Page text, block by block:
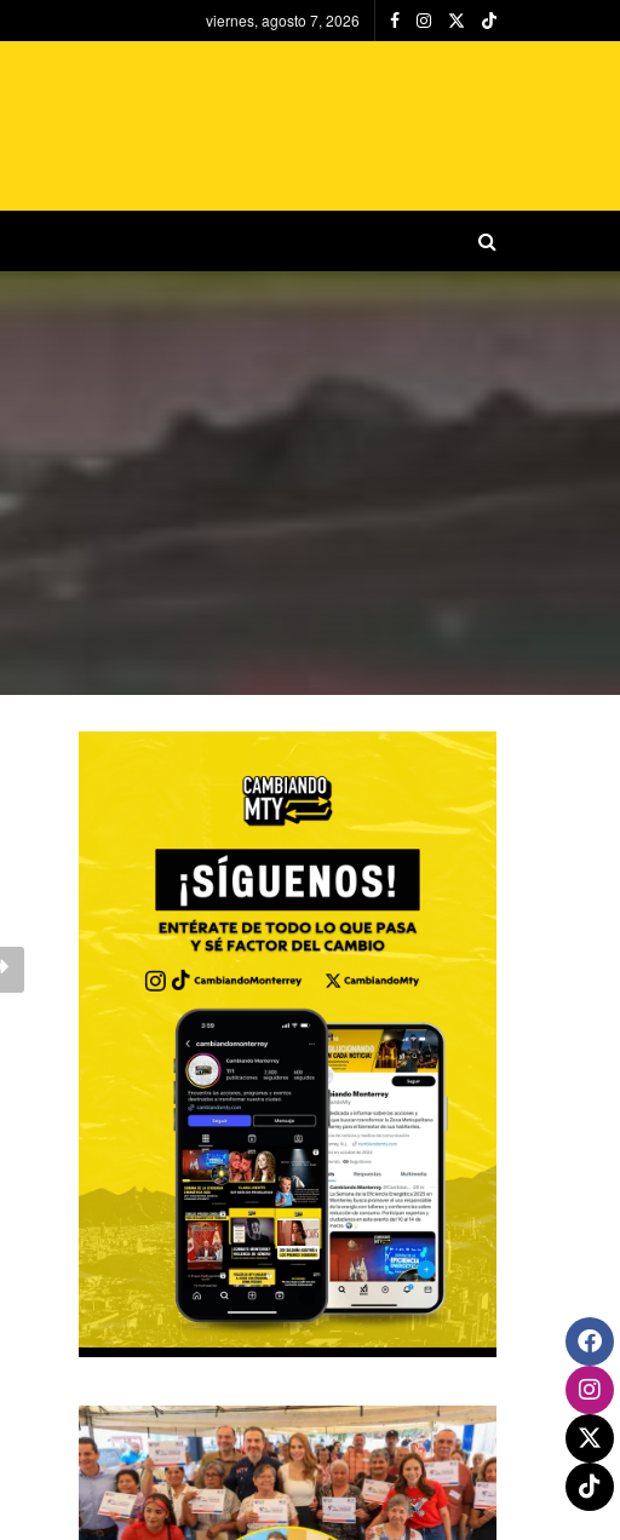
viernes, agosto 7, 2026